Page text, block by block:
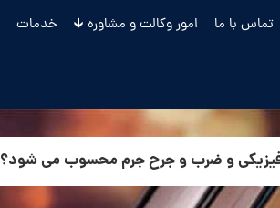
تماس با ما امور وکالت و مشاوره 🡳 خدمات
فیزیکی و ضرب و جرح جرم محسوب می شود؟